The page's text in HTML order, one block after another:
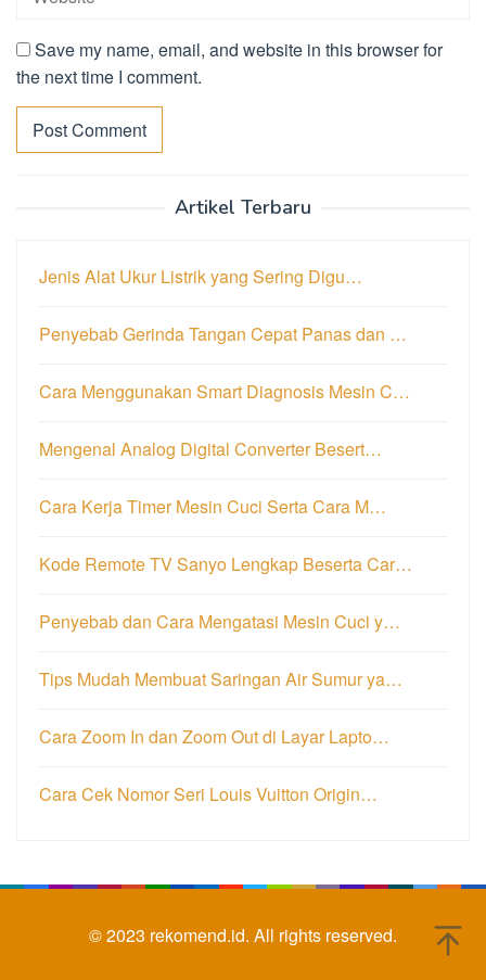
Save my name, email, and website in this browser for
the next time I comment.
Artikel Terbaru
Jenis Alat Ukur Listrik yang Sering Digu…
Penyebab Gerinda Tangan Cepat Panas dan …
Cara Menggunakan Smart Diagnosis Mesin C…
Mengenal Analog Digital Converter Besert…
Cara Kerja Timer Mesin Cuci Serta Cara M…
Kode Remote TV Sanyo Lengkap Beserta Car…
Penyebab dan Cara Mengatasi Mesin Cuci y…
Tips Mudah Membuat Saringan Air Sumur ya…
Cara Zoom In dan Zoom Out di Layar Lapto…
Cara Cek Nomor Seri Louis Vuitton Origin…
© 2023 rekomend.id. All rights reserved.